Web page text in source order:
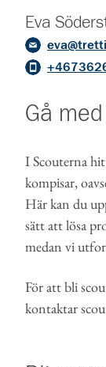
Eva
Gå
I Scouterna
kompisar,
Här kan du
sätt att lösa
medan vi
För att bli
kontaktar